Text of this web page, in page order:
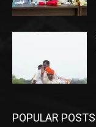
POPULAR POSTS